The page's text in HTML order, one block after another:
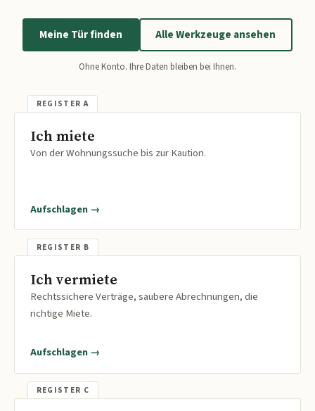
Meine Tür finden Alle Werkzeuge ansehen
Ohne Konto. Ihre Daten bleiben bei Ihnen.
Ich miete
Von der Wohnungssuche bis zur Kaution.
Aufschlagen →
Ich vermiete
Rechtssichere Verträge, saubere Abrechnungen, die
richtige Miete.
Aufschlagen →